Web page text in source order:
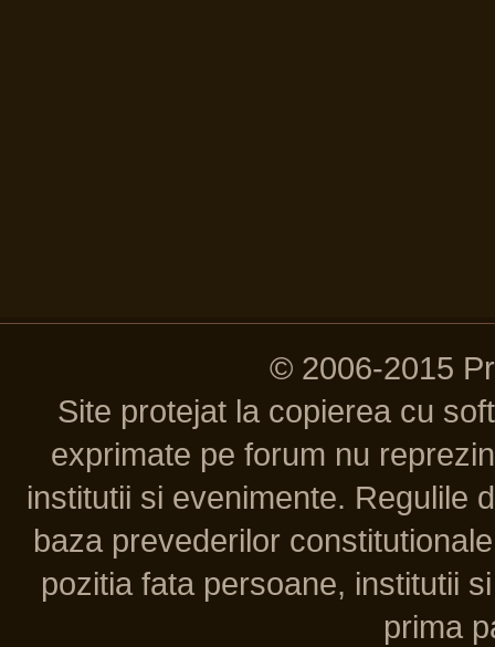
© 2006-2015
Site protejat la copierea cu
exprimate pe forum nu
institutii si evenimente. Regulile
baza prevederilor
pozitia fata persoane, institutii
prima